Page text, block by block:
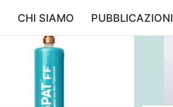
CHI SIAMO PUBBLICAZIONI